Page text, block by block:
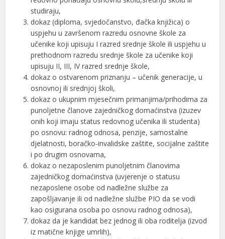
studiraju,
dokaz (diploma, svjedočanstvo, đačka knjižica) o
uspjehu u završenom razredu osnovne škole za
učenike koji upisuju I razred srednje škole ili uspjehu u
prethodnom razredu srednje škole za učenike koji
upisuju II, III, IV razred srednje škole,
dokaz o ostvarenom priznanju – učenik generacije, u
osnovnoj ili srednjoj školi,
dokaz o ukupnim mjesečnim primanjima/prihodima za
punoljetne članove zajedničkog domaćinstva (izuzev
onih koji imaju status redovnog učenika ili studenta)
po osnovu: radnog odnosa, penzije, samostalne
djelatnosti, boračko-invalidske zaštite, socijalne zaštite
i po drugim osnovama,
dokaz o nezaposlenim punoljetnim članovima
zajedničkog domaćinstva (uvjerenje o statusu
nezaposlene osobe od nadležne službe za
zapošljavanje ili od nadležne službe PIO da se vodi
kao osigurana osoba po osnovu radnog odnosa),
dokaz da je kandidat bez jednog ili oba roditelja (izvod
iz matične knjige umrlih),